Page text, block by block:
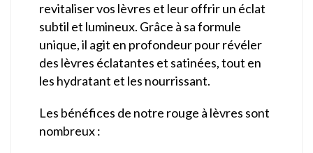
revitaliser vos lèvres et leur offrir un éclat
subtil et lumineux. Grâce à sa formule
unique, il agit en profondeur pour révéler
des lèvres éclatantes et satinées, tout en
les hydratant et les nourrissant.
Les bénéfices de notre rouge à lèvres sont
nombreux :